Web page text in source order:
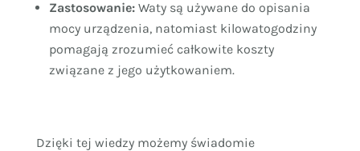
Zastosowanie:Waty są używane do opisania
mocy urządzenia, natomiast kilowatogodziny
pomagają zrozumieć całkowite koszty
związane z jego użytkowaniem.
Dzięki tej wiedzy możemy świadomie